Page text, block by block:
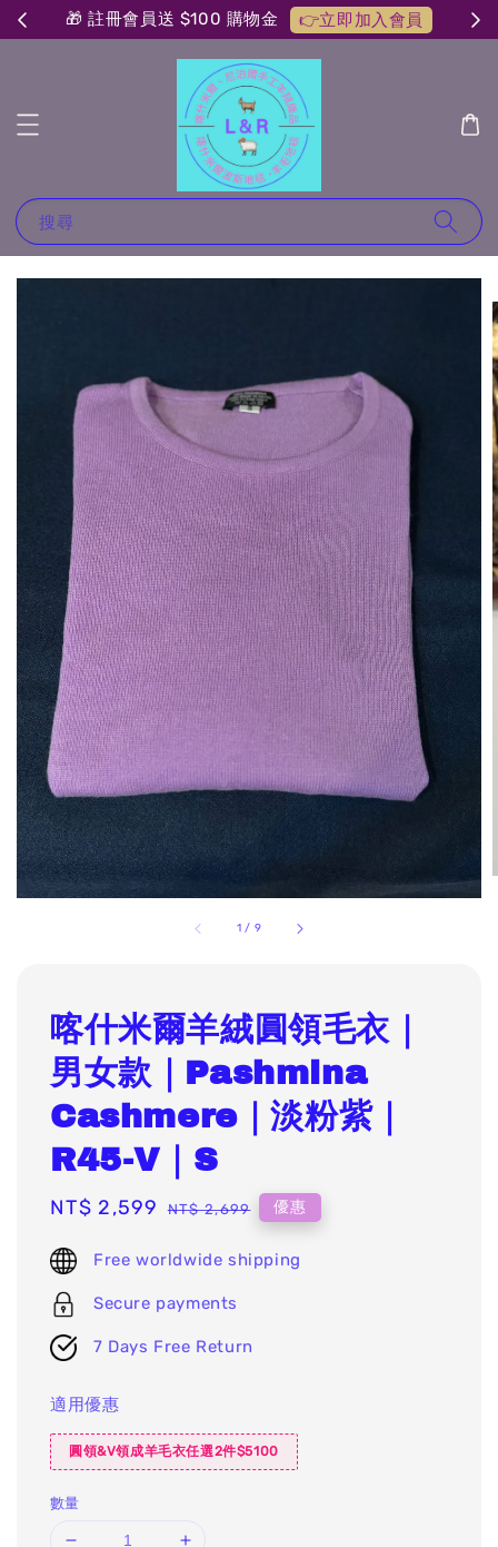
🎁 註冊會員送 $100 購物金 👉立即加入會員
搜尋
1 / 9
喀什米爾羊絨圓領毛衣｜
男女款｜Pashmina
Cashmere｜淡粉紫｜
R45-V｜S
Sale
NT$ 2,599 Regular
NT$ 2,699 優惠
Free worldwide shipping
Secure payments
7 Days Free Return
適用優惠
圓領&V領成羊毛衣任選2件$5100
數量